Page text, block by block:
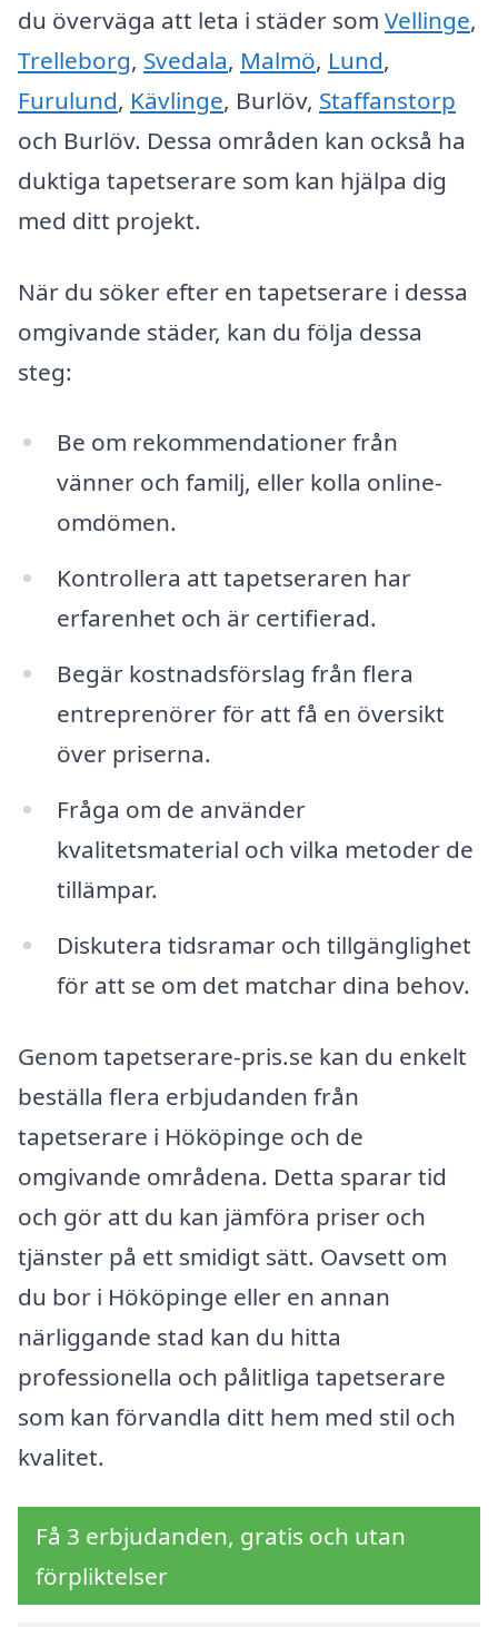
du överväga att leta i städer som Vellinge,
Trelleborg, Svedala, Malmö, Lund,
Furulund, Kävlinge, Burlöv, Staffanstorp
och Burlöv. Dessa områden kan också ha
duktiga tapetserare som kan hjälpa dig
med ditt projekt.
När du söker efter en tapetserare i dessa
omgivande städer, kan du följa dessa
steg:
Be om rekommendationer från
vänner och familj, eller kolla online-
omdömen.
Kontrollera att tapetseraren har
erfarenhet och är certifierad.
Begär kostnadsförslag från flera
entreprenörer för att få en översikt
över priserna.
Fråga om de använder
kvalitetsmaterial och vilka metoder de
tillämpar.
Diskutera tidsramar och tillgänglighet
för att se om det matchar dina behov.
Genom tapetserare-pris.se kan du enkelt
beställa flera erbjudanden från
tapetserare i Hököpinge och de
omgivande områdena. Detta sparar tid
och gör att du kan jämföra priser och
tjänster på ett smidigt sätt. Oavsett om
du bor i Hököpinge eller en annan
närliggande stad kan du hitta
professionella och pålitliga tapetserare
som kan förvandla ditt hem med stil och
kvalitet.
Få 3 erbjudanden, gratis och utan
förpliktelser